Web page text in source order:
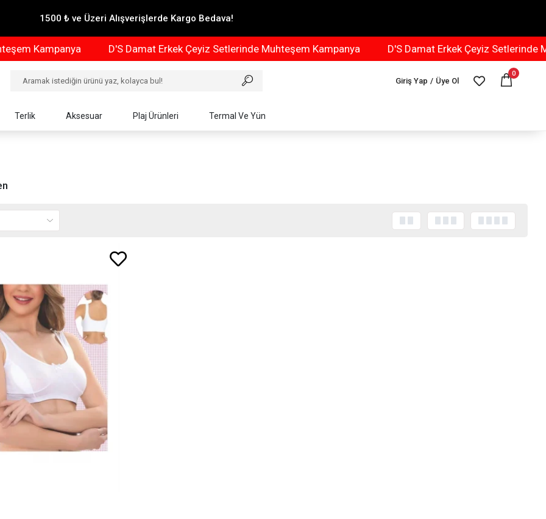
1500 ₺ ve Üzeri Alışverişlerde Kargo Bedava!
Kampanya D'S Damat Erkek Çeyiz Setlerinde Muhteşem Kampanya D'S Damat Erkek Çeyiz Setlerinde
Giriş Yap / Üye Ol
0
Terlik Aksesuar Plaj Ürünleri Termal Ve Yün